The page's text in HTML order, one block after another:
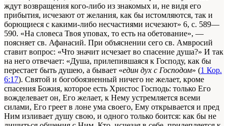
ждут возвращения кого-либо из знакомых и, не видя его
прибытия, исчезают от желания, как бы истомляются, так и
борющиеся с какими-либо несчастиями исчезают» 6, с. 589—
590. «На словеса Твоя уповах, то есть на обетование», —
поясняет св. Афанасий. При объяснении сего св. Амвросий
ставит вопрос: «Что значит исчезает во спасение душа?» И так
на него отвечает: «Душа, прилепившаяся к Господу, как бы
перестает быть душею, а бывает «един дух с Господом» (1 Кор.
6:17). Святой и богобоязненный ничего не желает, кроме
спасения Божия, которое есть Христос Господь: только Его
вожделевает он, Его желает, к Нему устремляется всеми
силами, Его греет в лоне ума своего, Ему открывается и пред
Ним изливает душу свою, и одного только боится: как бы не